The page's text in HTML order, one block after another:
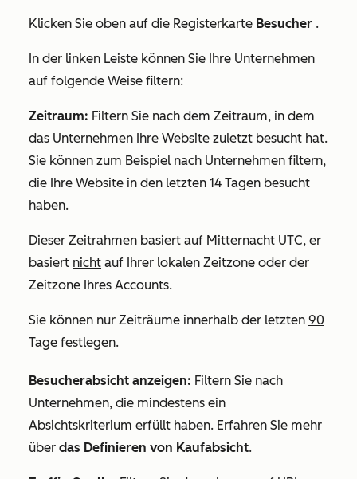
Klicken Sie oben auf die Registerkarte Besucher .
In der linken Leiste können Sie Ihre Unternehmen
auf folgende Weise filtern:
Zeitraum: Filtern Sie nach dem Zeitraum, in dem
das Unternehmen Ihre Website zuletzt besucht hat.
Sie können zum Beispiel nach Unternehmen filtern,
die Ihre Website in den letzten 14 Tagen besucht
haben.
Dieser Zeitrahmen basiert auf Mitternacht UTC, er
basiert nicht auf Ihrer lokalen Zeitzone oder der
Zeitzone Ihres Accounts.
Sie können nur Zeiträume innerhalb der letzten 90
Tage festlegen.
Besucherabsicht anzeigen: Filtern Sie nach
Unternehmen, die mindestens ein
Absichtskriterium erfüllt haben. Erfahren Sie mehr
über das Definieren von Kaufabsicht.